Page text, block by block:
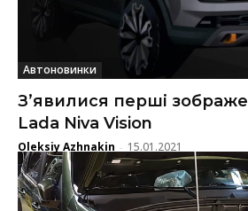
Автоновинки
З’явилися перші
Lada Niva Vision
Oleksiy Azhnakin - 15.01.2021